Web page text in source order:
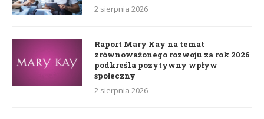
2 sierpnia 2026
Raport Mary Kay na temat
zrównoważonego rozwoju za rok 2026
podkreśla pozytywny wpływ
społeczny
2 sierpnia 2026